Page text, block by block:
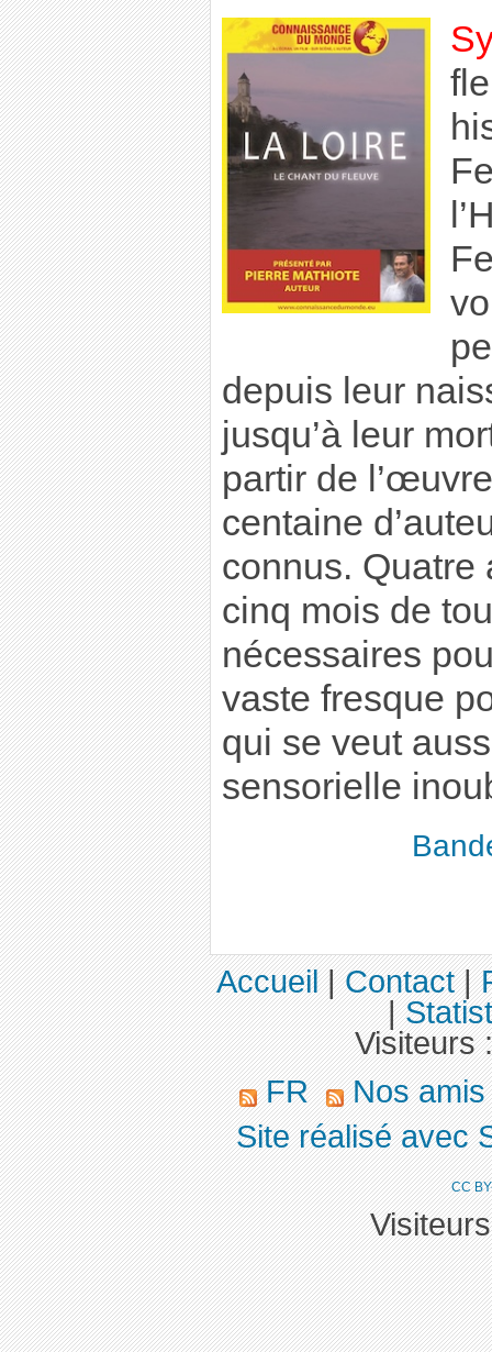
depuis leur
jusqu’à leur
partir de
centaine
connus. Quatre
cinq mois de
nécessaires
vaste fresque
qui se veut
sensorielle
Accueil|Contact|
|
Visiteurs
FR
Nos
Site réalisé avec
CC